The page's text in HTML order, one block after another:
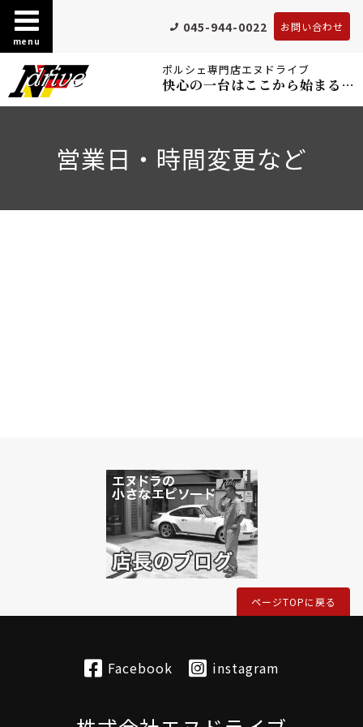
menu
045-944-0022 お問い合わせ
ポルシェ専門店エヌドライブ
快心の一台はここから始まる…
営業日・時間変更など
ページTOPに戻る
Facebook instagram